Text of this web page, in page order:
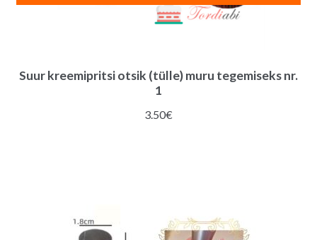
Suur kreemipritsi otsik (tülle) muru tegemiseks nr.
1
3.50€